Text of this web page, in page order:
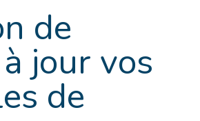
de
jour vos
de